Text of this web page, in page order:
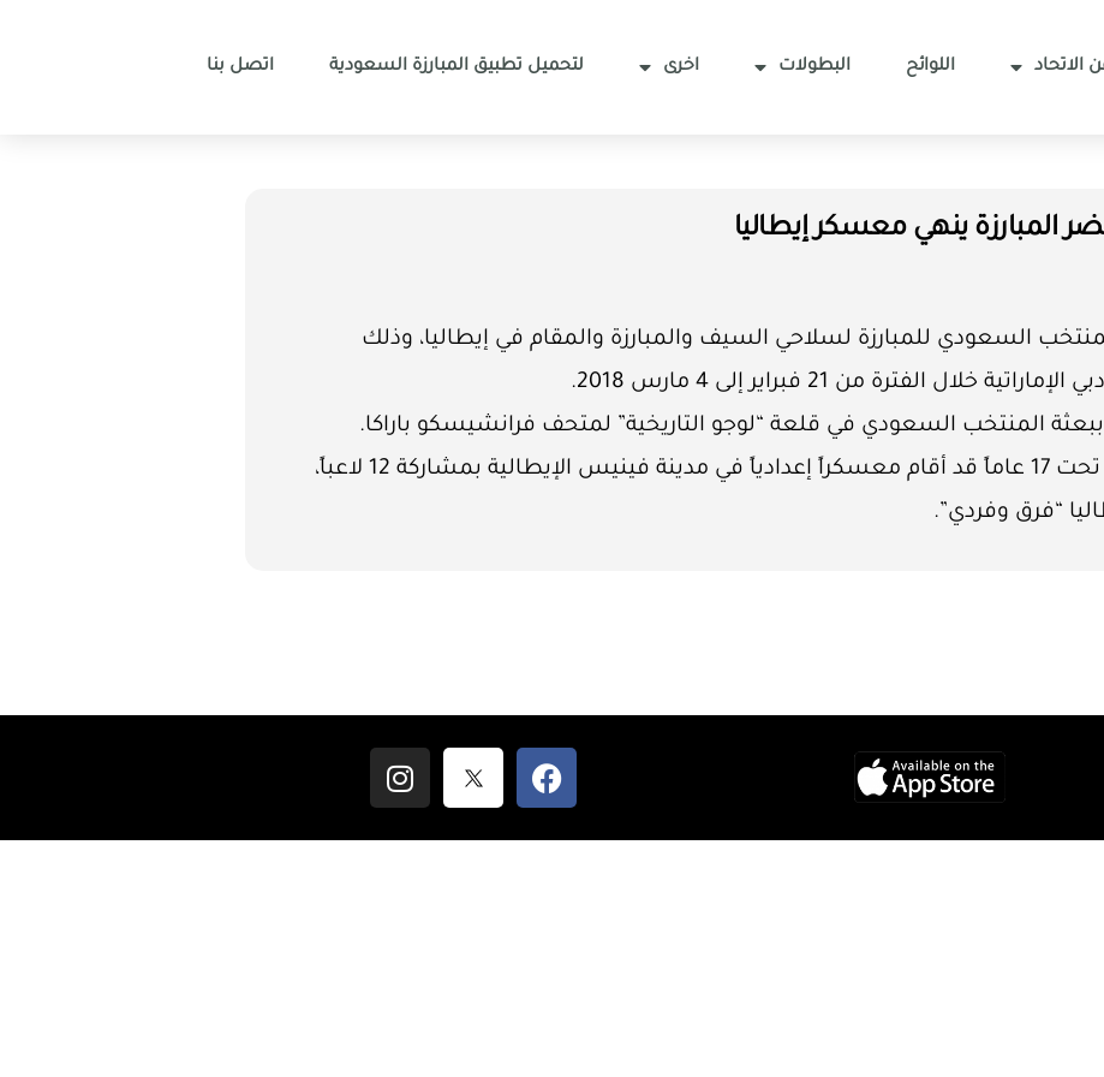
الاتحاد اللوائح البطولات اخرى لتحميل تطبيق المبارزة السعودية اتصل بنا
المبارزة ينهي معسكر إيطاليا
السعودي للمبارزة لسلاحي السيف والمبارزة والمقام في إيطاليا، وذلك
الفترة من 21 فبراير إلى 4 مارس 2018.
المنتخب السعودي في قلعة “لوجو التاريخية” لمتحف فرانشيسكو باراكا.
وكان المنتخب السعودي للمبارزة في سلاح السيف تحت 17 عاماً قد أقام معسكراً إعدادياً في مدينة فينيس الإيطالية بمشاركة 12 لاعباً،
“فرق وفردي”.